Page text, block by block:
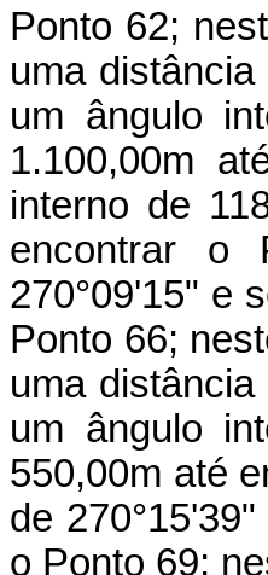
Ponto 62;
uma
um ângulo
1.100,00m
interno de
encontrar o
270°09'15" e
Ponto 66;
uma
um ângulo
550,00m até
de
o Ponto 69;